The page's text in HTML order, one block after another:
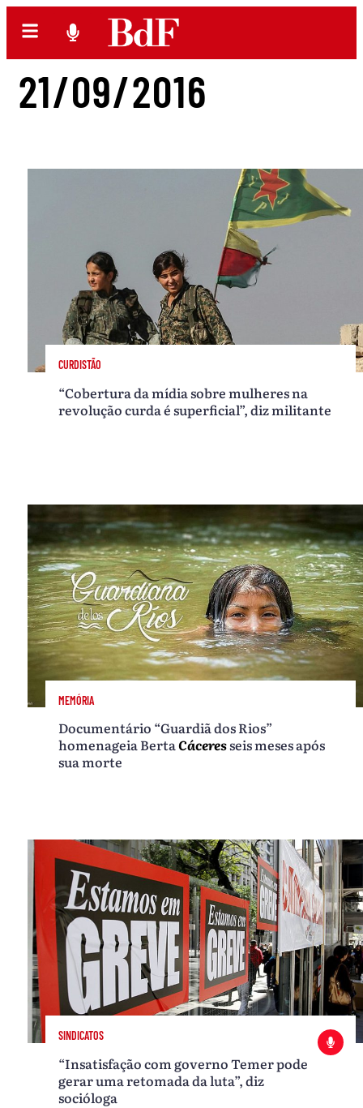
21/09/2016
CURDISTÃO
“Cobertura da mídia sobre mulheres na
revolução curda é superficial”, diz militante
MEMÓRIA
Documentário “Guardiã dos Rios”
homenageia BertaCáceresseis meses após
sua morte
SINDICATOS
“Insatisfação com governo Temer pode
gerar uma retomada da luta”, diz
socióloga